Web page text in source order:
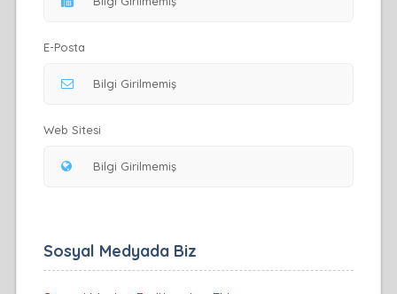
E-Posta
Web Sitesi
Sosyal Medyada Biz